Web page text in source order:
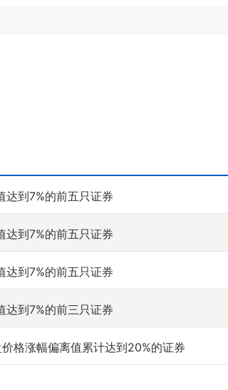
达到7%的前五只证券
达到7%的前五只证券
达到7%的前五只证券
达到7%的前三只证券
格涨幅偏离值累计达到20%的证券